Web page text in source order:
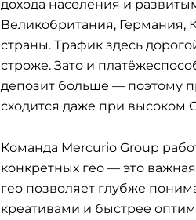
дохода населения и
Великобритания, Германия,
страны. Трафик здесь
строже. Зато и
депозит больше — поэтому
сходится даже при высоком
Команда Mercurio Group
конкретных гео — это
гео позволяет глубже
креативами и быстрее